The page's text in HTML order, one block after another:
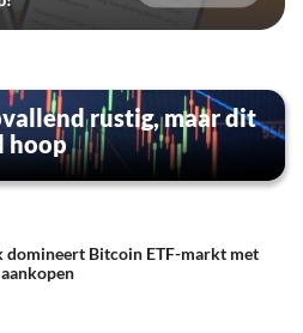
rustig, maar dit
hoop
domineert Bitcoin ETF-markt met